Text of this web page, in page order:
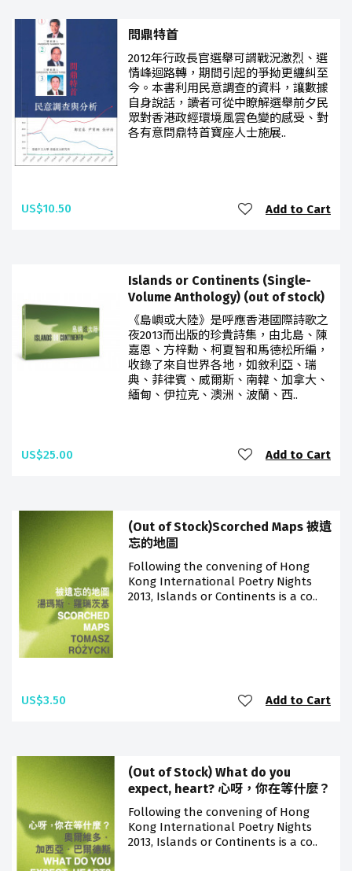
問鼎特首
2012年行政長官選舉可謂戰況激烈、選
情峰迴路轉，期間引起的爭拗更纏糾至
今。本書利用民意調查的資料，讓數據
自身說話，讀者可從中瞭解選舉前夕民
眾對香港政經環境風雲色變的感受、對
各有意問鼎特首寶座人士施展..
US$10.50 Add to Cart
Islands or Continents (Single-
Volume Anthology) (out of stock)
《島嶼或大陸》是呼應香港國際詩歌之
夜2013而出版的珍貴詩集，由北島、陳
嘉恩、方梓勳、柯夏智和馬德松所編，
收錄了來自世界各地，如敘利亞、瑞
典、菲律賓、威爾斯、南韓、加拿大、
緬甸、伊拉克、澳洲、波蘭、西..
US$25.00 Add to Cart
(Out of Stock)Scorched Maps 被遺
忘的地圖
Following the convening of Hong
Kong International Poetry Nights
2013, Islands or Continents is a co..
US$3.50 Add to Cart
(Out of Stock) What do you
expect, heart? 心呀，你在等什麼？
Following the convening of Hong
Kong International Poetry Nights
2013, Islands or Continents is a co..